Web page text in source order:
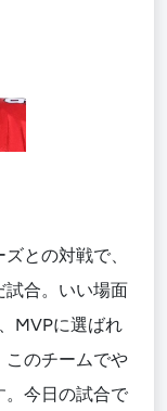
との対戦で、
試合。いい場面
MVPに選ばれ
このチームでや
。今日の試合で